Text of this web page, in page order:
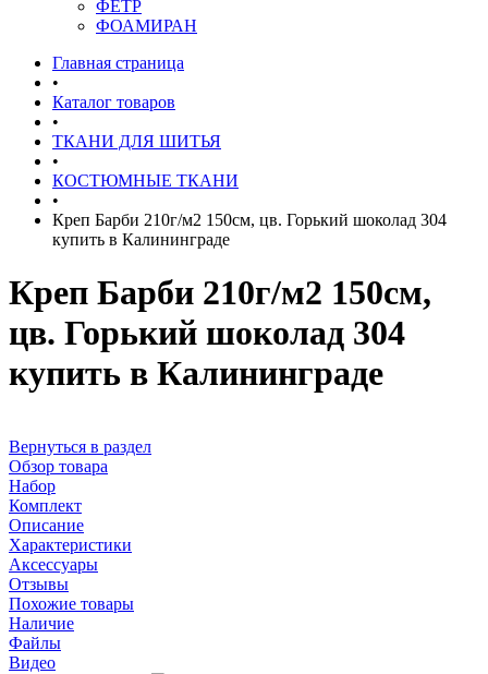
ФЕТР
ФОАМИРАН
Главная страница
•
Каталог товаров
•
ТКАНИ ДЛЯ ШИТЬЯ
•
КОСТЮМНЫЕ ТКАНИ
•
Креп Барби 210г/м2 150см, цв. Горький шоколад 304
купить в Калининграде
Креп Барби 210г/м2 150см,
цв. Горький шоколад 304
купить в Калининграде
Вернуться в раздел
Обзор товара
Набор
Комплект
Описание
Характеристики
Аксессуары
Отзывы
Похожие товары
Наличие
Файлы
Видео